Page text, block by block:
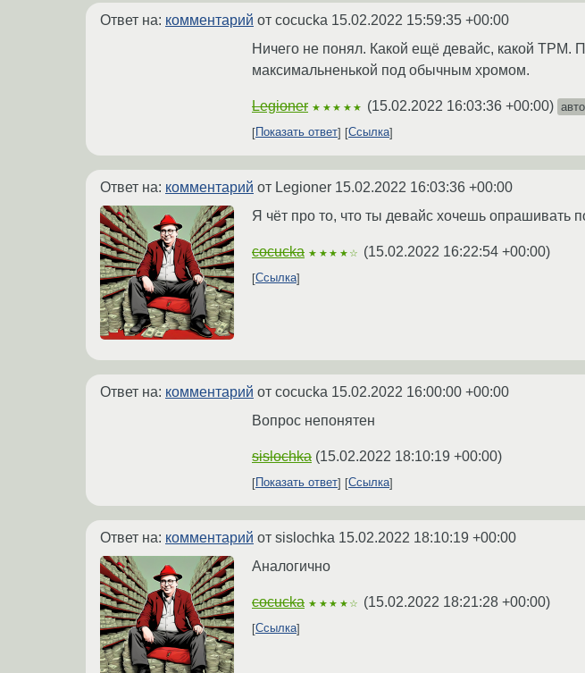
Ответ на: комментарий от cocucka 15.02.2022 15:59:35 +00:00
Ничего не понял. Какой ещё девайс, какой
максимальненькой под обычным хромом.
Legioner ★★★★★ (15.02.2022 16:03:36 +00:00)
Показать ответ
Ссылка
Ответ на: комментарий от Legioner 15.02.2022 16:03:36 +00:00
Я чёт про то, что ты девайс хочешь опрашивать
cocucka ★★★★☆ (15.02.2022 16:22:54 +00:00)
Ссылка
Ответ на: комментарий от cocucka 15.02.2022 16:00:00 +00:00
Вопрос непонятен
sislochka (15.02.2022 18:10:19 +00:00)
Показать ответ Ссылка
Ответ на: комментарий от sislochka 15.02.2022 18:10:19 +00:00
Аналогично
cocucka ★★★★☆ (15.02.2022 18:21:28 +00:00)
Ссылка